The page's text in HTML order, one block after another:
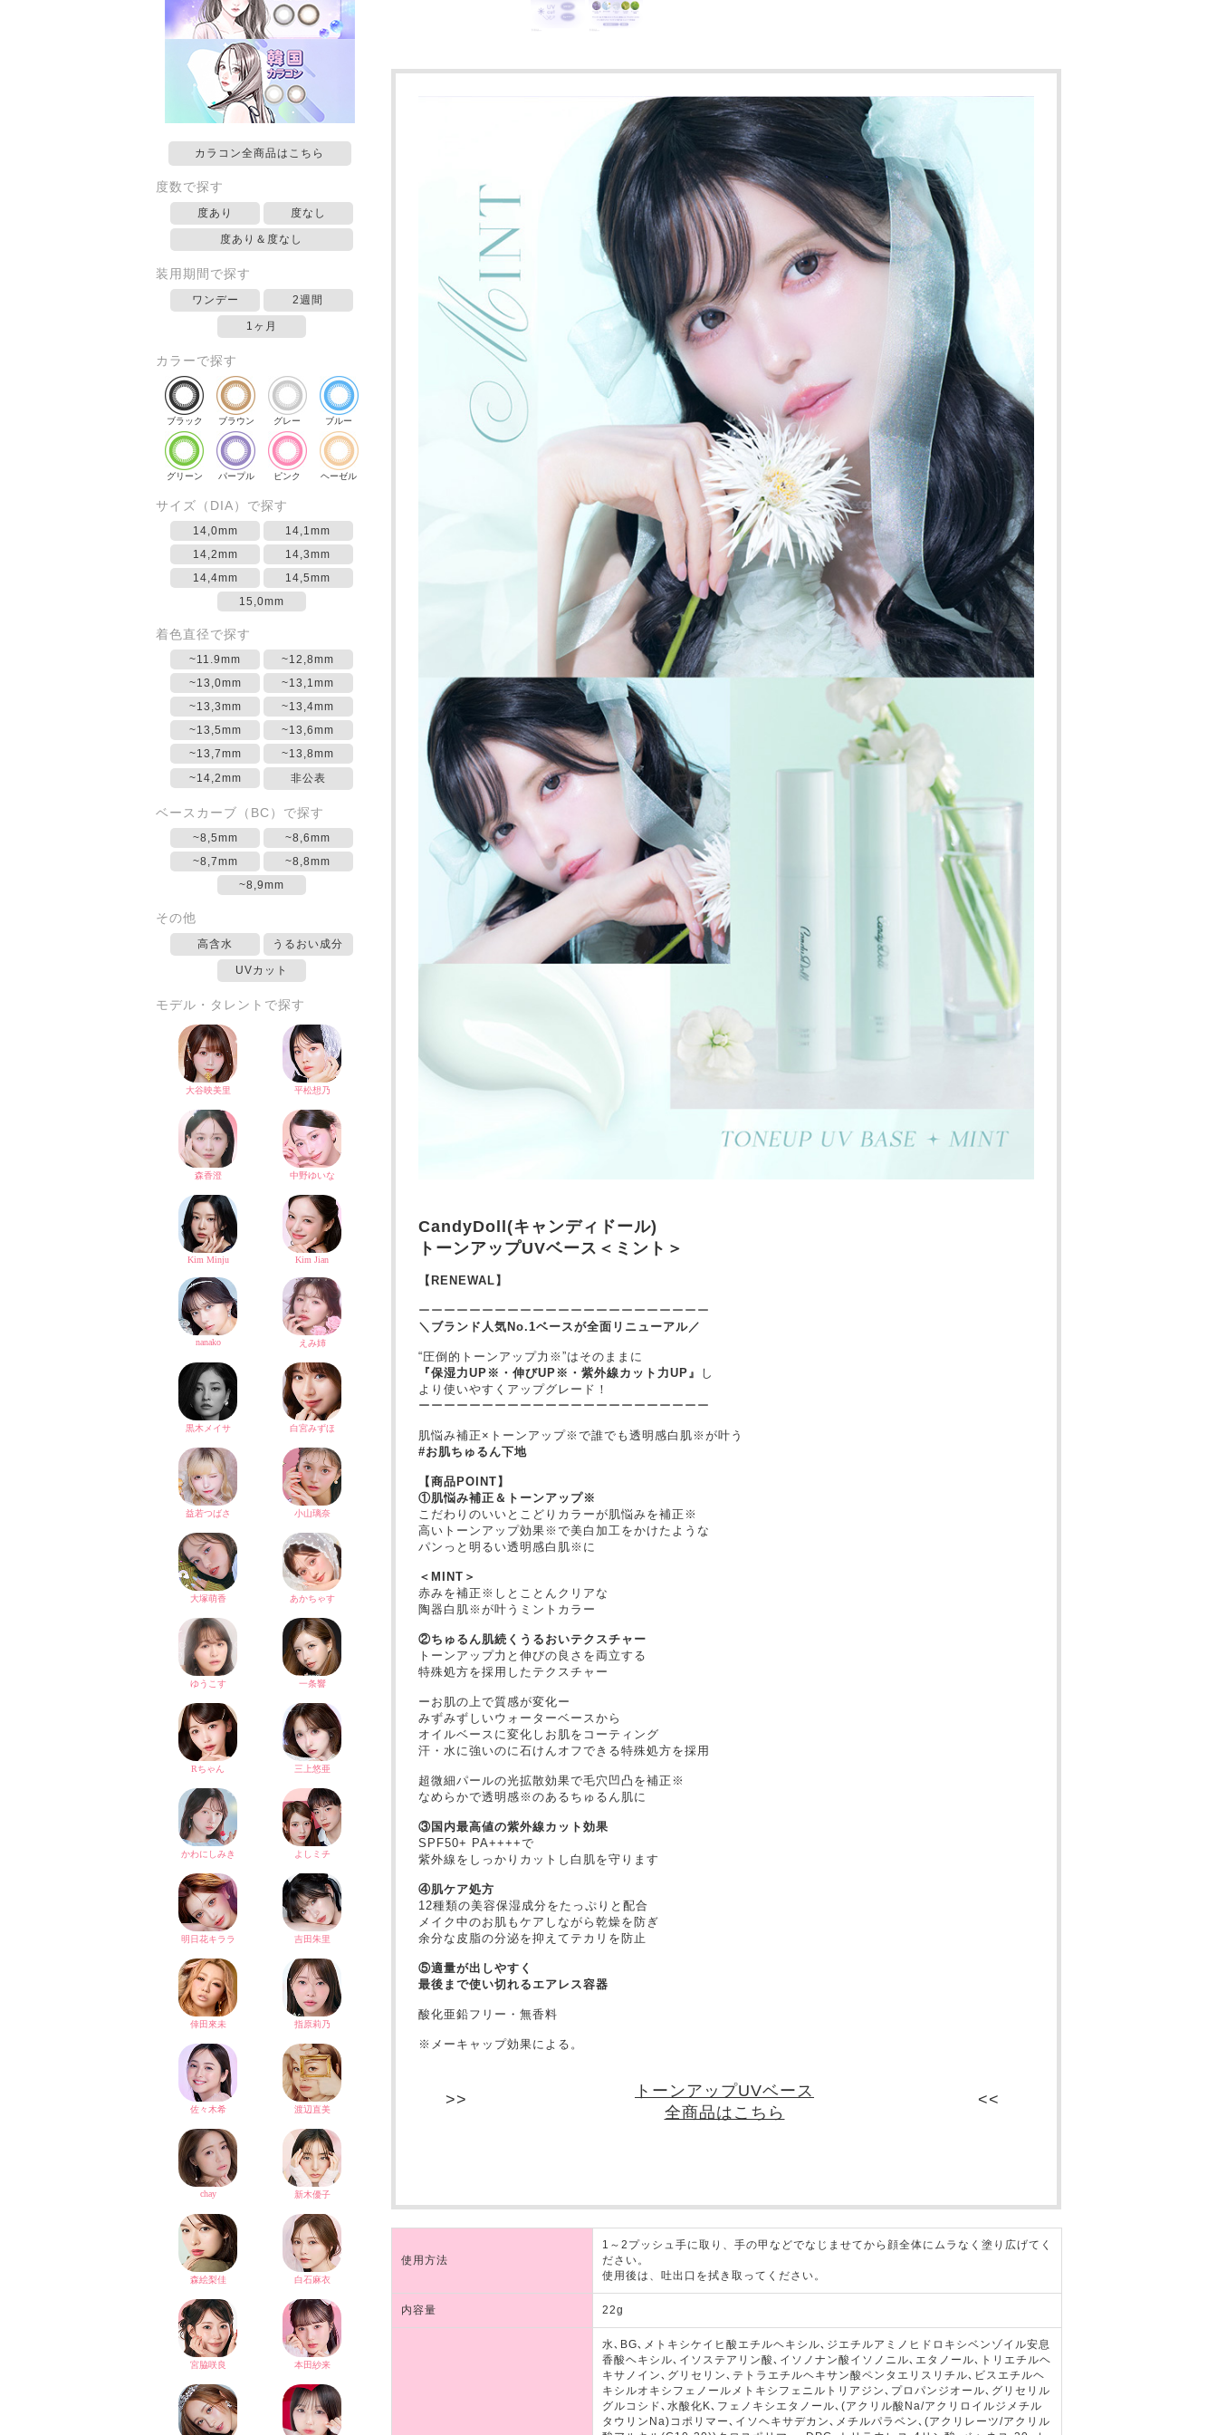
カラコン全商品はこちら
度数で探す
度あり 度なし
度あり＆度なし
装用期間で探す
ワンデー 2週間
1ヶ月
カラーで探す
ブラック ブラウン グレー ブルー
グリーン パープル ピンク ヘーゼル
サイズ（DIA）で探す
14,0mm
14,1mm
14,2mm
14,3mm
14,4mm
14,5mm
15,0mm
着色直径で探す
~11.9mm
~12,8mm
~13,0mm
~13,1mm
~13,3mm
~13,4mm
~13,5mm
~13,6mm
~13,7mm
~13,8mm
~14,2mm
非公表
ベースカーブ（BC）で探す
~8,5mm
~8,6mm
~8,7mm
~8,8mm
~8,9mm
その他
高含水 うるおい成分
UVカット
モデル・タレントで探す
CandyDoll(キャンディドール)
トーンアップUVベース＜ミント＞
【RENEWAL】
ーーーーーーーーーーーーーーーーーーーーーーー
＼ブランド人気No.1ベースが全面リニューアル／
“圧倒的トーンアップ力※”はそのままに
『保湿力UP※・伸びUP※・紫外線カット力UP』
し
より使いやすくアップグレード！
ーーーーーーーーーーーーーーーーーーーーーーー
肌悩み補正×トーンアップ※で誰でも透明感白肌※が叶う
#お肌ちゅるん下地
【商品POINT】
①肌悩み補正＆トーンアップ※
こだわりのいいとこどりカラーが肌悩みを補正※
高いトーンアップ効果※で美白加工をかけたような
パンっと明るい透明感白肌※に
＜MINT＞
赤みを補正※しとことんクリアな
陶器白肌※が叶うミントカラー
②ちゅるん肌続くうるおいテクスチャー
トーンアップ力と伸びの良さを両立する
特殊処方を採用したテクスチャー
ーお肌の上で質感が変化ー
みずみずしいウォーターベースから
オイルベースに変化しお肌をコーティング
汗・水に強いのに石けんオフできる特殊処方を採用
超微細パールの光拡散効果で毛穴凹凸を補正※
なめらかで透明感※のあるちゅるん肌に
③国内最高値の紫外線カット効果
SPF50+ PA++++で
紫外線をしっかりカットし白肌を守ります
④肌ケア処方
12種類の美容保湿成分をたっぷりと配合
メイク中のお肌もケアしながら乾燥を防ぎ
余分な皮脂の分泌を抑えてテカリを防止
⑤適量が出しやすく
最後まで使い切れるエアレス容器
酸化亜鉛フリー・無香料
※メーキャップ効果による。
トーンアップUVベース
全商品はこちら
使用方法
1～2プッシュ手に取り、手の甲などでなじませてから顔全体にムラなく塗り広げてく
ださい。
使用後は、吐出口を拭き取ってください。
内容量 22g
水､BG､メトキシケイヒ酸エチルヘキシル､ジエチルアミノヒドロキシベンゾイル安息
香酸ヘキシル､イソステアリン酸､イソノナン酸イソノニル､エタノール､トリエチルヘ
キサノイン､グリセリン､テトラエチルヘキサン酸ペンタエリスリチル､ビスエチルヘ
キシルオキシフェノールメトキシフェニルトリアジン､プロパンジオール､グリセリル
グルコシド､水酸化K､フェノキシエタノール､(アクリル酸Na/アクリロイルジメチル
タウリンNa)コポリマー､イソヘキサデカン､メチルパラベン､(アクリレーツ/アクリル